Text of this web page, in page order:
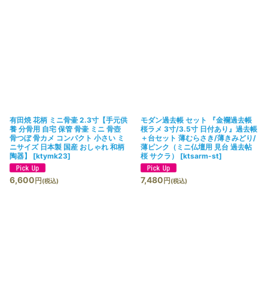
有田焼 花柄 ミニ骨壷 2.3寸【手元供
養 分骨用 自宅 保管 骨壷 ミニ 骨壺
骨つぼ 骨カメ コンパクト 小さい ミ
ニサイズ 日本製 国産 おしゃれ 和柄
陶器】
[ktymk23]
6,600円(税込)
モダン過去帳 セット 『金襴過去帳
桜ラメ 3寸/3.5寸 日付あり』過去帳
＋台セット 薄むらさき/薄きみどり/
薄ピンク（ミニ仏壇用 見台 過去帖
桜 サクラ）
[ktsarm-st]
7,480円(税込)